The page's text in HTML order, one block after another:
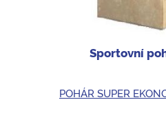
Sportovní
POHÁR SUPER